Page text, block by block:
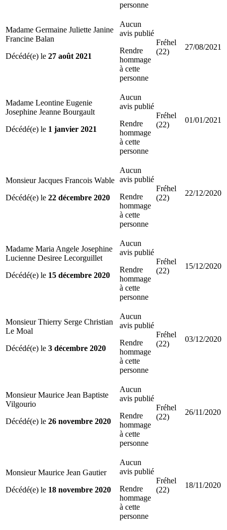
personne
Madame Germaine Juliette Janine
Francine Balan
Décédé(e) le 27 août 2021
Aucun
avis publié
Rendre
hommage
à cette
personne
Fréhel
(22)
27/08/2021
Madame Leontine Eugenie
Josephine Jeanne Bourgault
Décédé(e) le 1 janvier 2021
Aucun
avis publié
Rendre
hommage
à cette
personne
Fréhel
(22)
01/01/2021
Monsieur Jacques Francois Wable
Décédé(e) le 22 décembre 2020
Aucun
avis publié
Rendre
hommage
à cette
personne
Fréhel
(22)
22/12/2020
Madame Maria Angele Josephine
Lucienne Desiree Lecorguillet
Décédé(e) le 15 décembre 2020
Aucun
avis publié
Rendre
hommage
à cette
personne
Fréhel
(22)
15/12/2020
Monsieur Thierry Serge Christian
Le Moal
Décédé(e) le 3 décembre 2020
Aucun
avis publié
Rendre
hommage
à cette
personne
Fréhel
(22)
03/12/2020
Monsieur Maurice Jean Baptiste
Vilgourio
Décédé(e) le 26 novembre 2020
Aucun
avis publié
Rendre
hommage
à cette
personne
Fréhel
(22)
26/11/2020
Monsieur Maurice Jean Gautier
Décédé(e) le 18 novembre 2020
Aucun
avis publié
Rendre
hommage
à cette
personne
Fréhel
(22)
18/11/2020